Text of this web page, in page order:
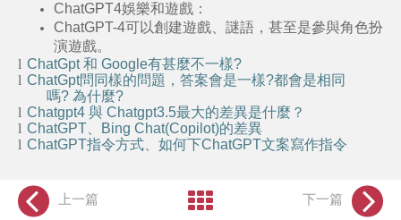
ChatGPT4娛樂和遊戲 ：
ChatGPT-4可以創建遊戲、謎語，甚至是參與角色扮
演遊戲。
l ChatGpt和 Google有甚麼不一樣?
l ChatGpt問同樣的問題，答案會是一樣?都會是相同
嗎? 為什麼?
l Chatgpt4 與 Chatgpt3.5最大的差異是什麼？
l ChatGPT Bing Chat(Copilot)的差異
l ChatGPT指令方式、如何下ChatGPT文案寫作指令
上一篇 下一篇